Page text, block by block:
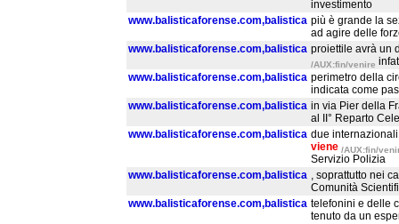
investimento
www.balisticaforense.com,balistica più è grande la
ad agire delle
www.balisticaforense.com,balistica proiettile avrà un
/AUX:fin/venire
www.balisticaforense.com,balistica perimetro della
indicata come
www.balisticaforense.com,balistica in via Pier della
al II° Reparto
www.balisticaforense.com,balistica due
viene /AUX:fin/
Servizio Polizia
www.balisticaforense.com,balistica , soprattutto nei
Comunità
www.balisticaforense.com,balistica telefonini e delle
tenuto da un